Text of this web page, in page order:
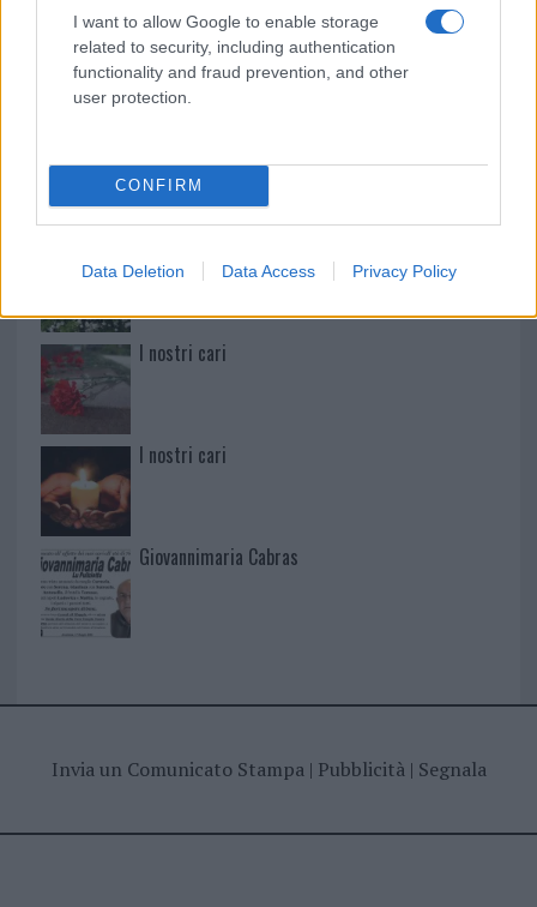
I want to allow Google to enable storage
related to security, including authentication
functionality and fraud prevention, and other
user protection.
CONFIRM
Data Deletion Data Access Privacy Policy
Paolo Pinna
I nostri cari
I nostri cari
Giovannimaria Cabras
Invia un Comunicato Stampa| Pubblicità| Segnala